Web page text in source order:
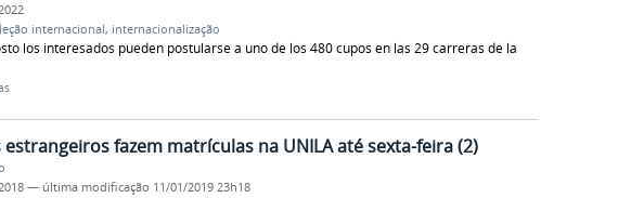
internacional, internacionalização
los interesados pueden postularse a uno de los 480 cupos en las 29 carreras de la
fazem matrículas na UNILA até sexta-feira (2)
— última modificação 11/01/2019 23h18